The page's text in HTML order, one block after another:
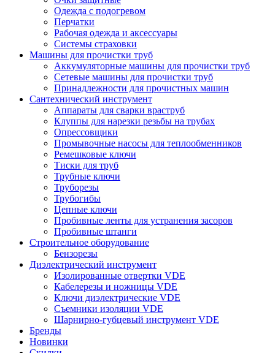
Одежда с подогревом
Перчатки
Рабочая одежда и аксессуары
Системы страховки
Машины для прочистки труб
Аккумуляторные машины для прочистки труб
Сетевые машины для прочистки труб
Принадлежности для прочистных машин
Сантехнический инструмент
Аппараты для сварки враструб
Клуппы для нарезки резьбы на трубах
Опрессовщики
Промывочные насосы для теплообменников
Ремешковые ключи
Тиски для труб
Трубные ключи
Труборезы
Трубогибы
Цепные ключи
Пробивные ленты для устранения засоров
Пробивные штанги
Строительное оборудование
Бензорезы
Диэлектрический инструмент
Изолированные отвертки VDE
Кабелерезы и ножницы VDE
Ключи диэлектрические VDE
Съемники изоляции VDE
Шарнирно-губцевый инструмент VDE
Бренды
Новинки